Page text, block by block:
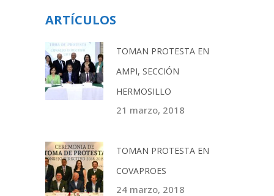
ARTÍCULOS
TOMAN PROTESTA EN
AMPI, SECCIÓN
HERMOSILLO
21 marzo, 2018
TOMAN PROTESTA EN
COVAPROES
24 marzo, 2018